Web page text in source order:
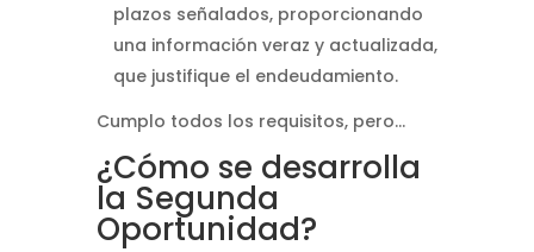
plazos señalados, proporcionando
una información veraz y actualizada,
que justifique el endeudamiento.
Cumplo todos los requisitos, pero…
¿Cómo se desarrolla
la Segunda
Oportunidad?